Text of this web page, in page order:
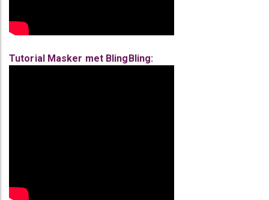
Tutorial Masker met BlingBling: